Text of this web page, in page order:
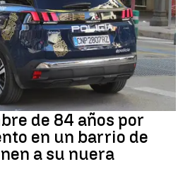
de 84 años por
en un barrio de
a su nuera